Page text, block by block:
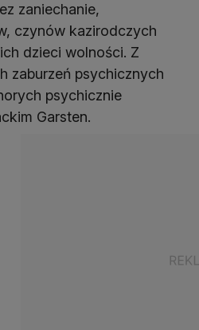
zaniechanie,
czynów kazirodczych
dzieci wolności. Z
zaburzeń psychicznych
psychicznie
Garsten.